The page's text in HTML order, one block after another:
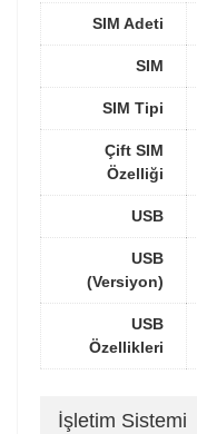
SIM Adeti
SIM
SIM Tipi
Çift SIM
Özelliği
USB
USB
(Versiyon)
USB
Özellikleri
İşletim Sistemi